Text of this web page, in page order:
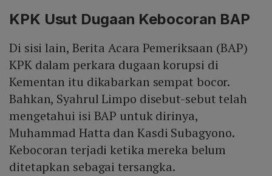
KPK Usut Dugaan Kebocoran BAP
Di sisi lain, Berita Acara Pemeriksaan (BAP)
KPK dalam perkara dugaan korupsi di
Kementan itu dikabarkan sempat bocor.
Bahkan, Syahrul Limpo disebut-sebut telah
mengetahui isi BAP untuk dirinya,
Muhammad Hatta dan Kasdi Subagyono.
Kebocoran terjadi ketika mereka belum
ditetapkan sebagai tersangka.